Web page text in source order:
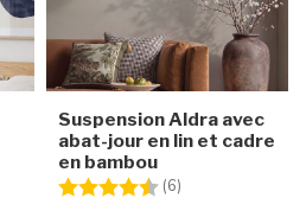
Suspension Aldra avec
abat-jour en lin et cadre
en bambou
Note:
(6)